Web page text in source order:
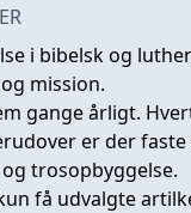
i bibelsk og
mission.
gange årligt.
er der
trosopbyggelse.
få udvalgte